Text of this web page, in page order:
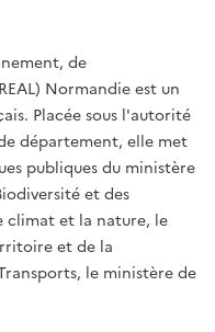
de
Normandie est un
Placée sous l'autorité
département, elle met
publiques du ministère
et des
climat et la nature, le
et de la
le ministère de